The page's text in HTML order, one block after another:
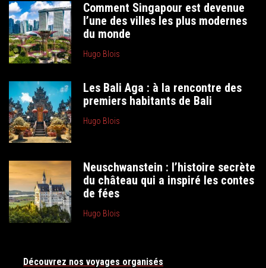
Comment Singapour est devenue
l’une des villes les plus modernes
du monde
Hugo Blois
Les Bali Aga : à la rencontre des
premiers habitants de Bali
Hugo Blois
Neuschwanstein : l’histoire secrète
du château qui a inspiré les contes
de fées
Hugo Blois
Découvrez nos voyages organisés